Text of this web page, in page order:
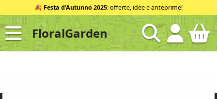
al
contenuto
ID
🍂 Festa d’Autunno 2025: offerte, idee e anteprime!
FloralGarden